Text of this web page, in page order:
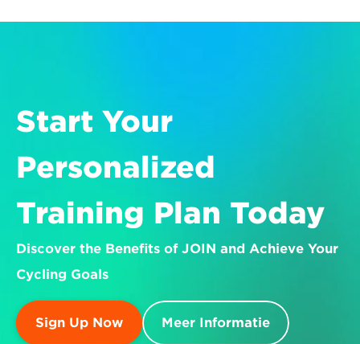
Start Your
Personalized
Training Plan Today
Discover the Benefits of JOIN and Achieve Your
Cycling Goals
Sign Up Now Meer Informatie